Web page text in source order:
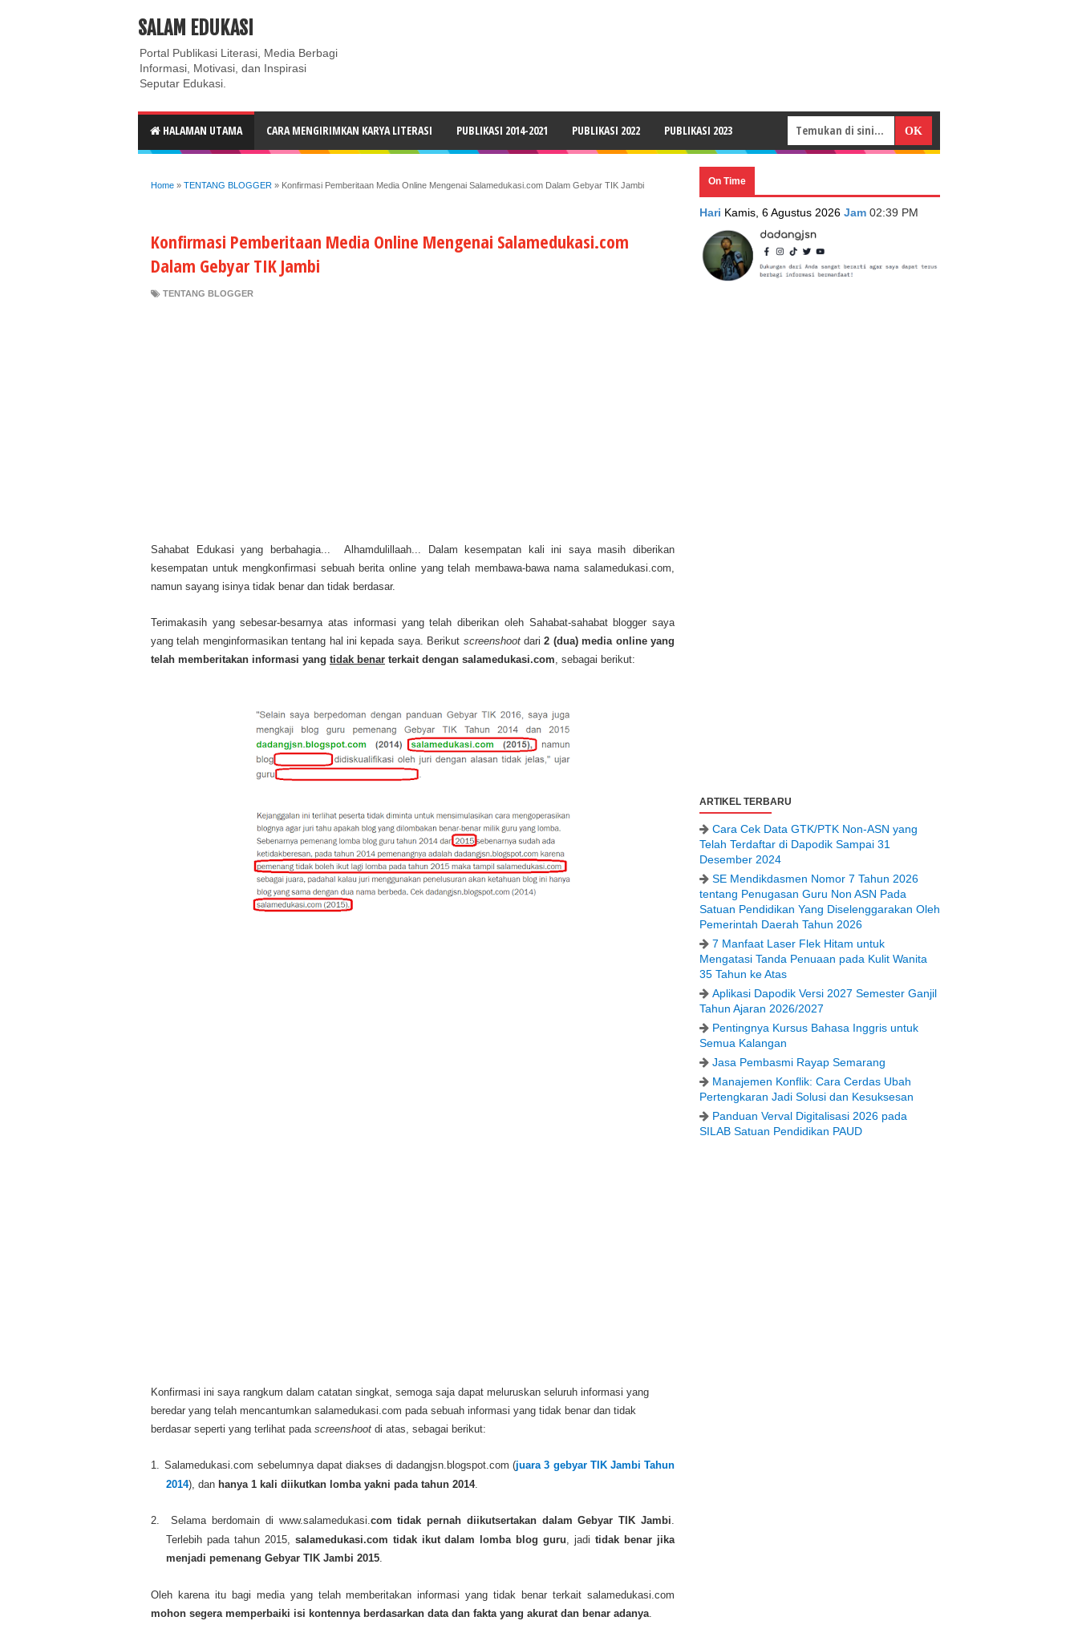
ABOUT CONTACT US
SALAM EDUKASI
Portal Publikasi Literasi, Media Berbagi
Informasi, Motivasi, dan Inspirasi
Seputar Edukasi.
HALAMAN UTAMA CARA MENGIRIMKAN KARYA LITERASI PUBLIKASI 2014-2021 PUBLIKASI 2022 PUBLIKASI 2023
Home » TENTANG BLOGGER » Konfirmasi Pemberitaan Media Online Mengenai Salamedukasi.com Dalam Gebyar TIK Jambi
Konfirmasi Pemberitaan Media Online Mengenai Salamedukasi.com
Dalam Gebyar TIK Jambi
TENTANG BLOGGER
Sahabat Edukasi yang berbahagia... Alhamdulillaah... Dalam kesempatan kali ini saya masih diberikan
kesempatan untuk mengkonfirmasi sebuah berita online yang telah membawa-bawa nama salamedukasi.com,
namun sayang isinya tidak benar dan tidak berdasar.
Terimakasih yang sebesar-besarnya atas informasi yang telah diberikan oleh Sahabat-sahabat blogger saya
yang telah menginformasikan tentang hal ini kepada saya. Berikut screenshootdari2 (dua) media online yang
telah memberitakan informasi yang tidak benar terkait dengan salamedukasi.com, sebagai berikut:
Konfirmasi ini saya rangkum dalam catatan singkat, semoga saja dapat meluruskan seluruh informasi yang
beredar yang telah mencantumkan salamedukasi.com pada sebuah informasi yang tidak benar dan tidak
berdasar seperti yang terlihat pada screenshoot di atas, sebagai berikut:
1. Salamedukasi.com sebelumnya dapat diakses di dadangjsn.blogspot.com (juara 3 gebyar TIK Jambi Tahun
2014), dan hanya 1 kali diikutkan lomba yakni pada tahun 2014.
2. Selama berdomain di www.salamedukasi.com tidak pernah diikutsertakan dalam Gebyar TIK Jambi.
Terlebih pada tahun 2015, salamedukasi.com tidak ikut dalam lomba blog guru, jaditidak benar jika
menjadi pemenang Gebyar TIK Jambi 2015.
Oleh karena itu bagi media yang telah memberitakan informasi yang tidak benar terkait salamedukasi.com
mohon segera memperbaiki isi kontennya berdasarkan data dan fakta yang akurat dan benar adanya.
On Time
Hari Kamis, 6 Agustus 2026 Jam 02:39 PM
ARTIKEL TERBARU
Cara Cek Data GTK/PTK Non-ASN yang
Telah Terdaftar di Dapodik Sampai 31
Desember 2024
SE Mendikdasmen Nomor 7 Tahun 2026
tentang Penugasan Guru Non ASN Pada
Satuan Pendidikan Yang Diselenggarakan Oleh
Pemerintah Daerah Tahun 2026
7 Manfaat Laser Flek Hitam untuk
Mengatasi Tanda Penuaan pada Kulit Wanita
35 Tahun ke Atas
Aplikasi Dapodik Versi 2027 Semester Ganjil
Tahun Ajaran 2026/2027
Pentingnya Kursus Bahasa Inggris untuk
Semua Kalangan
Jasa Pembasmi Rayap Semarang
Manajemen Konflik: Cara Cerdas Ubah
Pertengkaran Jadi Solusi dan Kesuksesan
Panduan Verval Digitalisasi 2026 pada
SILAB Satuan Pendidikan PAUD